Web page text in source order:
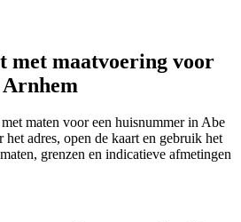
met maatvoering voor
maten voor een huisnummer in Abe
adres, open de kaart en gebruik het
grenzen en indicatieve afmetingen